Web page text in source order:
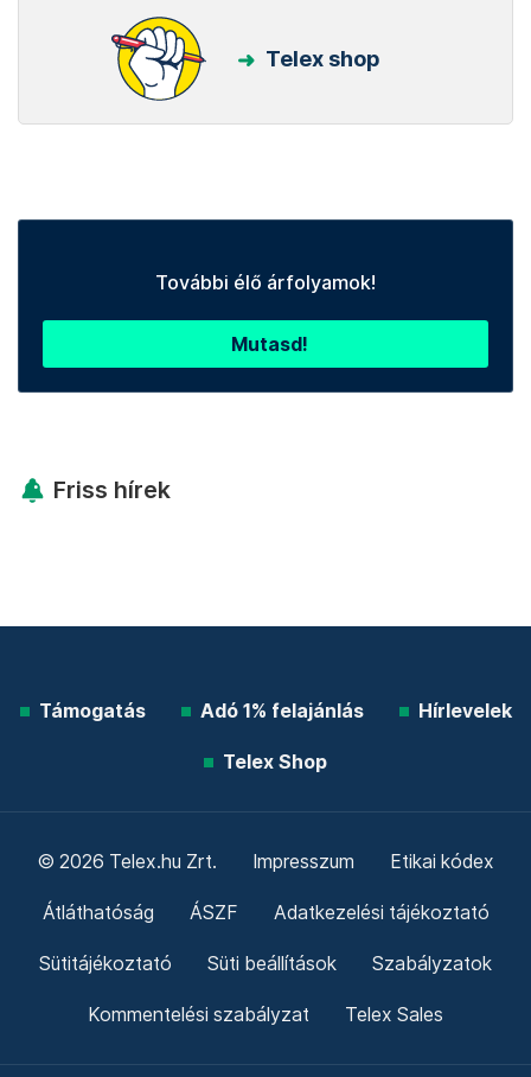
Telex shop
További élő árfolyamok!
Mutasd!
Friss hírek
Támogatás Adó 1% felajánlás Hírlevelek
Telex Shop
© 2026 Telex.hu Zrt. Impresszum Etikai kódex
Átláthatóság ÁSZF Adatkezelési tájékoztató
Sütitájékoztató Süti beállítások Szabályzatok
Kommentelési szabályzat Telex Sales